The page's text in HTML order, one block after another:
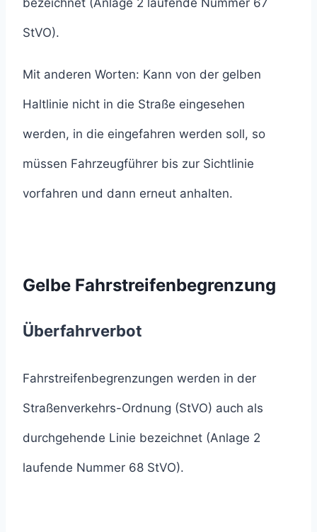
bezeichnet (Anlage 2 laufende Nummer 67
StVO).
Mit anderen Worten: Kann von der gelben
Haltlinie nicht in die Straße eingesehen
werden, in die eingefahren werden soll, so
müssen Fahrzeugführer bis zur Sichtlinie
vorfahren und dann erneut anhalten.
Gelbe Fahrstreifenbegrenzung
Überfahrverbot
Fahrstreifenbegrenzungen werden in der
Straßenverkehrs-Ordnung (StVO) auch als
durchgehende Linie bezeichnet (Anlage 2
laufende Nummer 68 StVO).